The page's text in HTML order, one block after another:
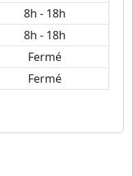
8h - 18h
8h - 18h
Fermé
Fermé